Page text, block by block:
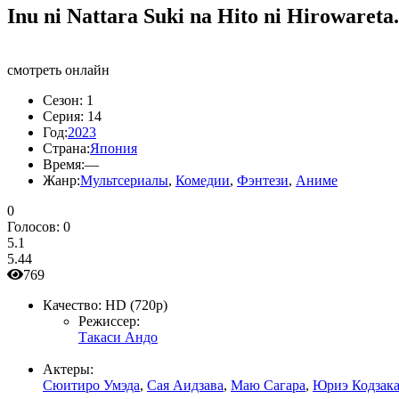
Inu ni Nattara Suki na Hito ni Hirowareta.
смотреть онлайн
Сезон: 1
Серия: 14
Год:2023
Страна:Япония
Время:—
Жанр:Мультсериалы, Комедии, Фэнтези, Аниме
0
Голосов: 0
5.1
5.44
769
Качество: HD (720p)
Режиссер:
Такаси Андо
Актеры:
Сюитиро Умэда, Сая Аидзава, Маю Сагара, Юриэ